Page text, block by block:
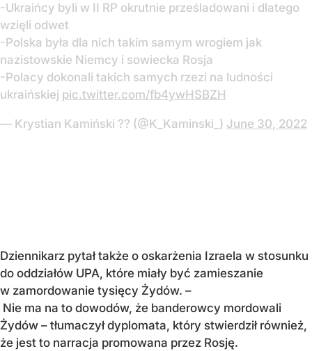
-Ukraińcy byli w II RP okrutnie prześladowani i dlatego
wzięli odwet
-Polska była dla nich takim samym wrogiem jak
nazistowskie Niemcy i sowiecka Rosja
-Polacy dokonali takich samych rzezi na ludności
ukraińskiej pic.twitter.com/fb4ywHSBZH
— Krystian Kamiński ?? (@K_Kaminski_) June 30, 2022
Dziennikarz pytał także o oskarżenia Izraela w stosunku
do oddziałów UPA, które miały być zamieszanie
w zamordowanie tysięcy Żydów. –
Nie ma na to dowodów, że banderowcy mordowali
Żydów – tłumaczył dyplomata, który stwierdził również,
że jest to narracja promowana przez Rosję.